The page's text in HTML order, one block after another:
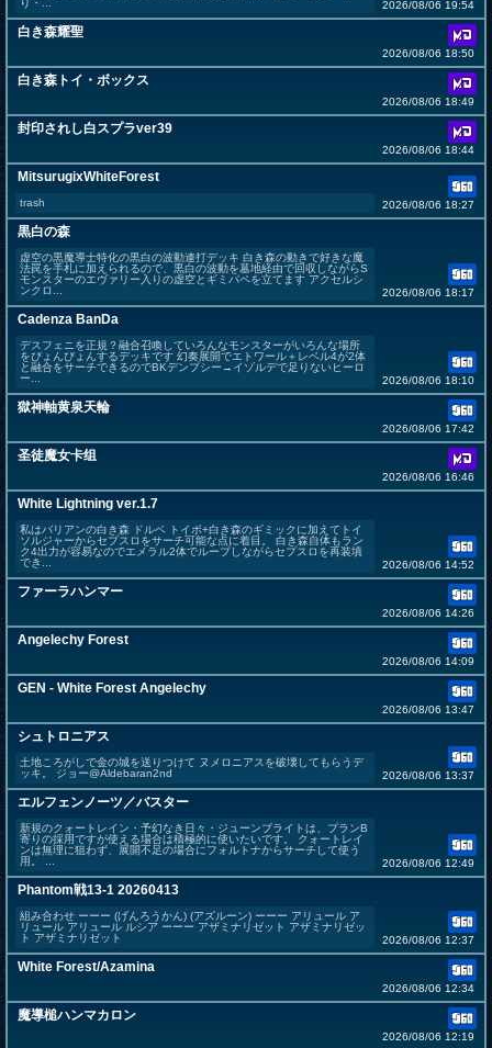
り・...
2026/08/06 19:54
白き森耀聖
2026/08/06 18:50
白き森トイ・ボックス
2026/08/06 18:49
封印されし白スプラver39
2026/08/06 18:44
MitsurugixWhiteForest
trash 2026/08/06 18:27
黒白の森
虚空の黒魔導士特化の黒白の波動連打デッキ 白き森の動きで好きな魔
法罠を手札に加えられるので、黒白の波動を墓地経由で回収しながらS
モンスターのエヴァリー入りの虚空とギミパペを立てます アクセルシ
ンクロ...
2026/08/06 18:17
Cadenza BanDa
デスフェニを正規？融合召喚していろんなモンスターがいろんな場所
をぴょんぴょんするデッキです 幻奏展開でエトワール＋レベル4が2体
と融合をサーチできるのでBKデンプシー→イゾルデで足りないヒーロ
ー...
2026/08/06 18:10
獄神軸黄泉天輪
2026/08/06 17:42
圣徒魔女卡组
2026/08/06 16:46
White Lightning ver.1.7
私はバリアンの白き森 ドルベ トイボ+白き森のギミックに加えてトイ
ソルジャーからセプスロをサーチ可能な点に着目。 白き森自体もラン
ク4出力が容易なのでエメラル2体でループしながらセプスロを再装填
でき...
2026/08/06 14:52
ファーラハンマー
2026/08/06 14:26
Angelechy Forest
2026/08/06 14:09
GEN - White Forest Angelechy
2026/08/06 13:47
シュトロニアス
土地ころがしで金の城を送りつけて ヌメロニアスを破壊してもらうデ
ッキ。 ジョー@Aldebaran2nd
2026/08/06 13:37
エルフェンノーツ／バスター
新規のクォートレイン・予幻なき日々・ジューンブライトは、プランB
寄りの採用ですが使える場合は積極的に使いたいです。 クォートレイ
ンは無理に狙わず、展開不足の場合にフォルトナからサーチして使う
用。 ...
2026/08/06 12:49
Phantom戦13-1 20260413
組み合わせ ーーー (げんろうかん) (アズルーン) ーーー アリュール ア
リュール アリュール ルシア ーーー アザミナリゼット アザミナリゼッ
ト アザミナリゼット
2026/08/06 12:37
White Forest/Azamina
2026/08/06 12:34
魔導槌ハンマカロン
2026/08/06 12:19